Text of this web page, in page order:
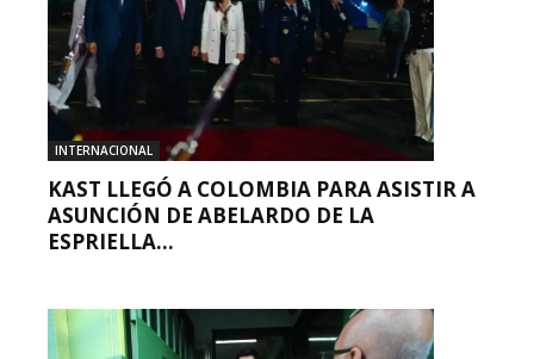
INTERNACIONAL
KAST LLEGÓ A COLOMBIA PARA ASISTIR A
ASUNCIÓN DE ABELARDO DE LA
ESPRIELLA...